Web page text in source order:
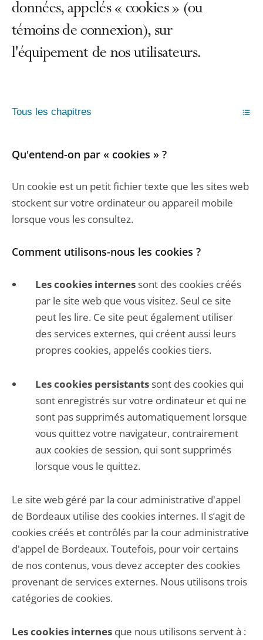
données, appelés « cookies » (ou
témoins de connexion), sur
l'équipement de nos utilisateurs.
Tous les chapitres
Qu'entend-on par « cookies » ?
Un cookie est un petit fichier texte que les sites web
stockent sur votre ordinateur ou appareil mobile
lorsque vous les consultez.
Comment utilisons-nous les cookies ?
Les cookies internes sont des cookies créés
par le site web que vous visitez. Seul ce site
peut les lire. Ce site peut également utiliser
des services externes, qui créent aussi leurs
propres cookies, appelés cookies tiers.
Les cookies persistants sont des cookies qui
sont enregistrés sur votre ordinateur et qui ne
sont pas supprimés automatiquement lorsque
vous quittez votre navigateur, contrairement
aux cookies de session, qui sont supprimés
lorsque vous le quittez.
Le site web géré par la cour administrative d'appel
de Bordeaux utilise des cookies internes. Il s’agit de
cookies créés et contrôlés par la cour administrative
d'appel de Bordeaux. Toutefois, pour voir certains
de nos contenus, vous devez accepter des cookies
provenant de services externes. Nous utilisons trois
catégories de cookies.
Les cookies internes que nous utilisons servent à :